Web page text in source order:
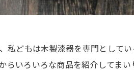
私どもは木製漆器を専門として
らいろいろな商品を紹介してま